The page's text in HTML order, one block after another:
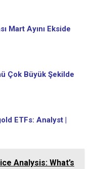
Mart Ayını Ekside
Çok Büyük Şekilde
ETFs: Analyst |
Analysis: What’s